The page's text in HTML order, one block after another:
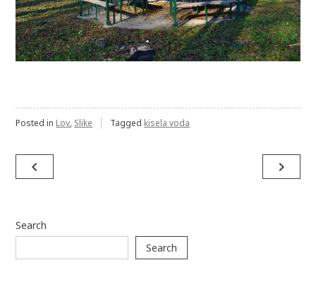
Posted in Lov, Slike Tagged kisela voda
Post
navigation
navigate_before navigate_next
Search
Search